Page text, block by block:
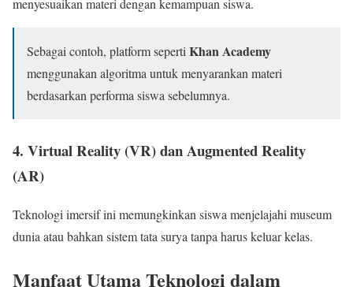
menyesuaikan materi dengan kemampuan siswa.
Sebagai contoh, platform seperti Khan Academy
menggunakan algoritma untuk menyarankan materi
berdasarkan performa siswa sebelumnya.
4. Virtual Reality (VR) dan Augmented Reality
(AR)
Teknologi imersif ini memungkinkan siswa menjelajahi museum
dunia atau bahkan sistem tata surya tanpa harus keluar kelas.
Manfaat Utama Teknologi dalam